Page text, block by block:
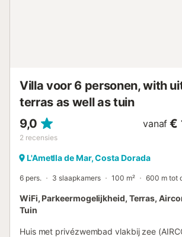
Villa voor 6 personen, with
terras as well as tuin
9,0
2 recensies
vanaf €
L'Ametlla de Mar, Costa Dorada
6 pers. 3 slaapkamers 100 m² 600 m tot
WiFi, Parkeermogelijkheid, Terras,
Tuin
Huis met privézwembad vlakbij zee